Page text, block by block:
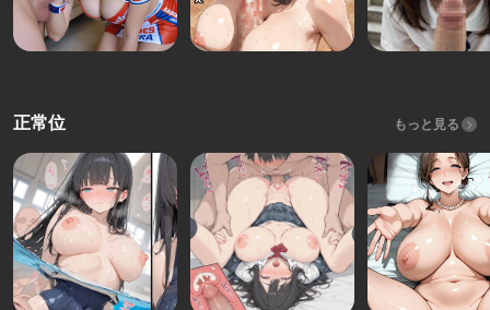
正常位 もっと見る